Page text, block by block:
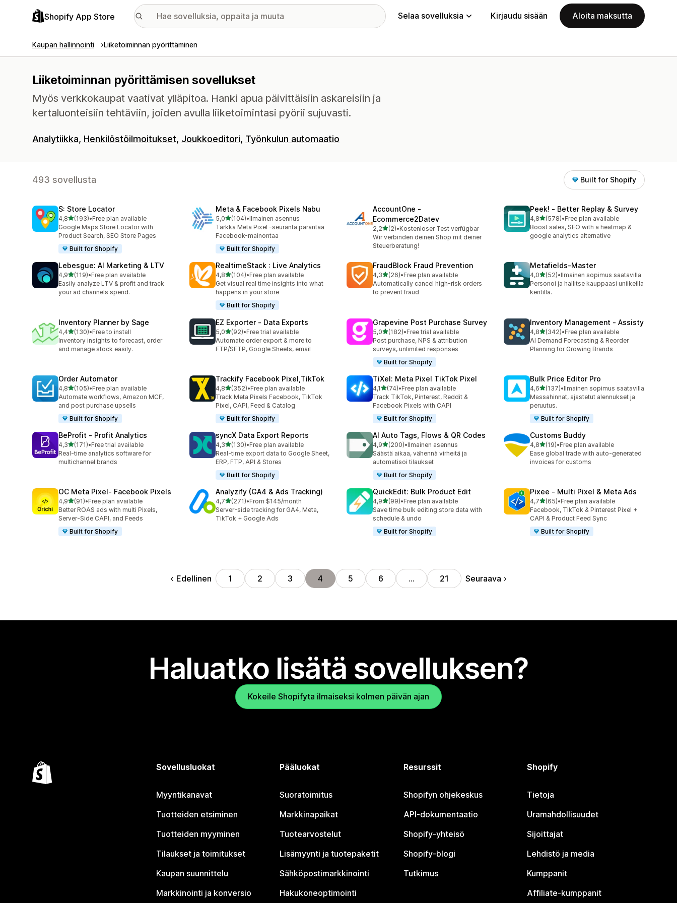
Shopify App Store Selaa sovelluksia Kirjaudu sisään Aloita maksutta
Kaupan hallinnointi Liiketoiminnan pyörittäminen
Liiketoiminnan pyörittämisen sovellukset
Myös verkkokaupat vaativat ylläpitoa. Hanki apua päivittäisiin askareisiin ja
kertaluonteisiin tehtäviin, joiden avulla liiketoimintasi pyörii sujuvasti.
Analytiikka Henkilöstöilmoitukset Joukkoeditori Työnkulun automaatio
493 sovellusta Built for Shopify
S: Store Locator
4,8/ 5 tähteä
(193)
193 arvostelua yhteensä
•Free plan available
Google Maps Store Locator with
Product Search, SEO Store Pages
Built for Shopify
Meta & Facebook Pixels Nabu
5,0/ 5 tähteä
(104)
104 arvostelua yhteensä
•Ilmainen asennus
Tarkka Meta Pixel -seuranta parantaa
Facebook-mainontaa
Built for Shopify
AccountOne ‑
Ecommerce2Datev
2,2/ 5 tähteä
(2)
2 arvostelua yhteensä
•Kostenloser Test verfügbar
Wir verbinden deinen Shop mit deiner
Steuerberatung!
Peek! ‑ Better Replay & Survey
4,8/ 5 tähteä
(578)
578 arvostelua yhteensä
•Free plan available
Boost sales, SEO with a heatmap &
google analytics alternative
Lebesgue: AI Marketing & LTV
4,9/ 5 tähteä
(119)
119 arvostelua yhteensä
•Free plan available
Easily analyze LTV & profit and track
your ad channels spend.
RealtimeStack : Live Analytics
4,8/ 5 tähteä
(104)
104 arvostelua yhteensä
•Free plan available
Get visual real time insights into what
happens in your store
Built for Shopify
FraudBlock Fraud Prevention
4,3/ 5 tähteä
(26)
26 arvostelua yhteensä
•Free plan available
Automatically cancel high-risk orders
to prevent fraud
Metafields‑Master
4,0/ 5 tähteä
(52)
52 arvostelua yhteensä
•Ilmainen sopimus saatavilla
Personoi ja hallitse kauppaasi uniikeilla
kentillä.
Inventory Planner by Sage
4,4/ 5 tähteä
(130)
130 arvostelua yhteensä
•Free to install
Inventory insights to forecast, order
and manage stock easily.
EZ Exporter ‑ Data Exports
5,0/ 5 tähteä
(92)
92 arvostelua yhteensä
•Free trial available
Automate order export & more to
FTP/SFTP, Google Sheets, email
Grapevine Post Purchase Survey
5,0/ 5 tähteä
(182)
182 arvostelua yhteensä
•Free trial available
Post purchase, NPS & attribution
surveys, unlimited responses
Built for Shopify
Inventory Management ‑ Assisty
4,8/ 5 tähteä
(342)
342 arvostelua yhteensä
•Free plan available
AI Demand Forecasting & Reorder
Planning for Growing Brands
Order Automator
4,8/ 5 tähteä
(105)
105 arvostelua yhteensä
•Free plan available
Automate workflows, Amazon MCF,
and post purchase upsells
Built for Shopify
Trackify Facebook Pixel,TikTok
4,8/ 5 tähteä
(352)
352 arvostelua yhteensä
•Free plan available
Track Meta Pixels Facebook, TikTok
Pixel, CAPI, Feed & Catalog
Built for Shopify
TiXel: Meta Pixel TikTok Pixel
4,1/ 5 tähteä
(74)
74 arvostelua yhteensä
•Free plan available
Track TikTok, Pinterest, Reddit &
Facebook Pixels with CAPI
Built for Shopify
Bulk Price Editor Pro
4,6/ 5 tähteä
(137)
137 arvostelua yhteensä
•Ilmainen sopimus saatavilla
Massahinnat, ajastetut alennukset ja
peruutus.
Built for Shopify
BeProfit ‑ Profit Analytics
4,3/ 5 tähteä
(171)
171 arvostelua yhteensä
•Free trial available
Real-time analytics software for
multichannel brands
syncX Data Export Reports
4,3/ 5 tähteä
(130)
130 arvostelua yhteensä
•Free plan available
Real-time export data to Google Sheet,
ERP, FTP, API & Stores
Built for Shopify
AI Auto Tags, Flows & QR Codes
4,9/ 5 tähteä
(200)
200 arvostelua yhteensä
•Ilmainen asennus
Säästä aikaa, vähennä virheitä ja
automatisoi tilaukset
Built for Shopify
Customs Buddy
4,8/ 5 tähteä
(19)
19 arvostelua yhteensä
•Free plan available
Ease global trade with auto-generated
invoices for customs
OC Meta Pixel‑ Facebook Pixels
4,9/ 5 tähteä
(91)
91 arvostelua yhteensä
•Free plan available
Better ROAS ads with multi Pixels,
Server-Side CAPI, and Feeds
Built for Shopify
Analyzify (GA4 & Ads Tracking)
4,7/ 5 tähteä
(271)
271 arvostelua yhteensä
•From $145/month
Server-side tracking for GA4, Meta,
TikTok + Google Ads
QuickEdit: Bulk Product Edit
4,9/ 5 tähteä
(99)
99 arvostelua yhteensä
•Free plan available
Save time bulk editing store data with
schedule & undo
Built for Shopify
Pixee ‑ Multi Pixel & Meta Ads
4,7/ 5 tähteä
(65)
65 arvostelua yhteensä
•Free plan available
Facebook, TikTok & Pinterest Pixel +
CAPI & Product Feed Sync
Built for Shopify
Edellinen 1 2 3 4 5 6 … 21 Seuraava
Haluatko lisätä sovelluksen?
Kokeile Shopifyta ilmaiseksi kolmen päivän ajan
Sovellusluokat
Myyntikanavat
Tuotteiden etsiminen
Tuotteiden myyminen
Tilaukset ja toimitukset
Kaupan suunnittelu
Markkinointi ja konversio
Pääluokat
Suoratoimitus
Markkinapaikat
Tuotearvostelut
Lisämyynti ja tuotepaketit
Sähköpostimarkkinointi
Hakukoneoptimointi
Resurssit
Shopifyn ohjekeskus
API-dokumentaatio
Shopify-yhteisö
Shopify-blogi
Tutkimus
Shopify
Tietoja
Uramahdollisuudet
Sijoittajat
Lehdistö ja media
Kumppanit
Affiliate-kumppanit